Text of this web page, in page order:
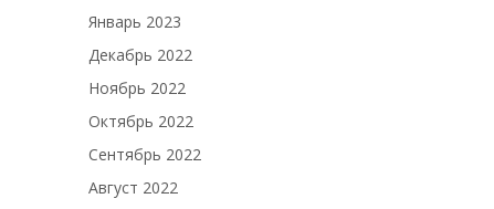
Январь 2023
Декабрь 2022
Ноябрь 2022
Октябрь 2022
Сентябрь 2022
Август 2022